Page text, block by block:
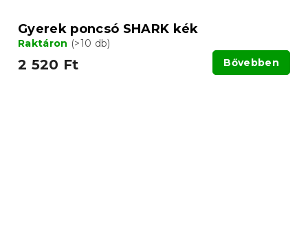
Gyerek poncsó SHARK kék
Raktáron (>10 db)
2 520 Ft Bővebben